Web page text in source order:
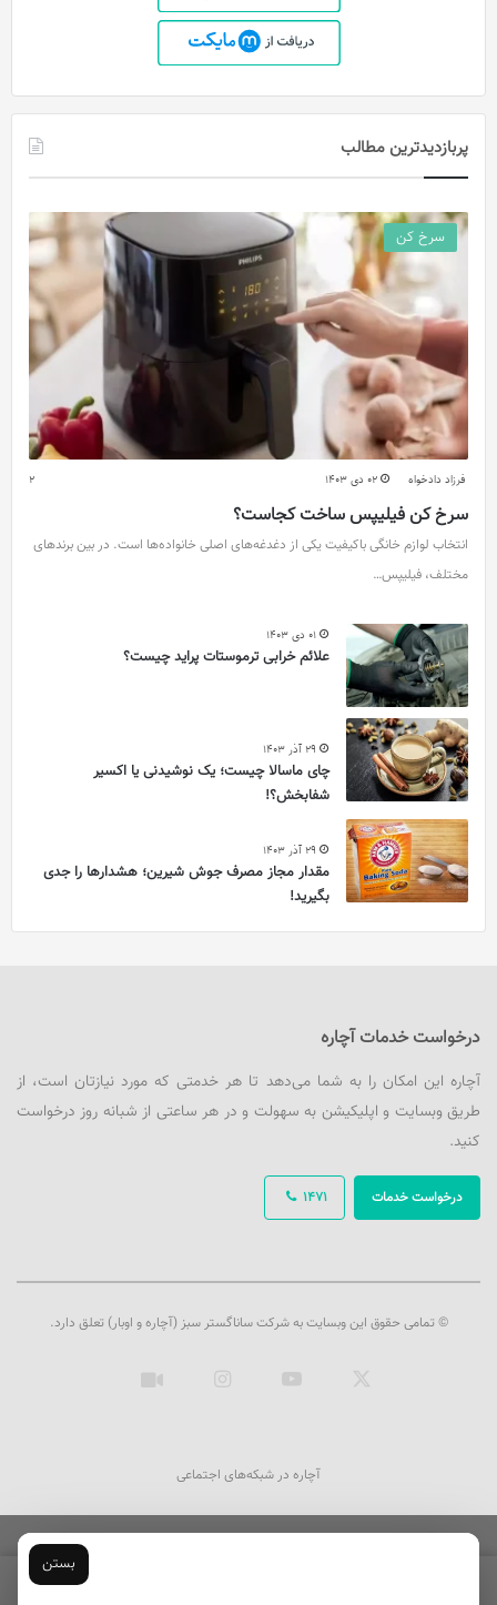
پربازدیدترین مطالب
سرخ کن
فرزاد دادخواه 02 دی 1403 2
سرخ کن فیلیپس ساخت کجاست؟
انتخاب لوازم خانگی باکیفیت یکی از دغدغه‌های اصلی خانواده‌ها است. در بین برندهای
مختلف، فیلیپس…
01 دی 1403
علائم خرابی ترموستات پراید چیست؟
29 آذر 1403
چای ماسالا چیست؛ یک نوشیدنی یا اکسیر
شفابخش؟!
29 آذر 1403
مقدار مجاز مصرف جوش شیرین؛ هشدارها را جدی
بگیرید!
درخواست خدمات آچاره
آچاره این امکان را به شما می‌دهد تا هر خدمتی که مورد نیازتان است، از
طریق وبسایت و اپلیکیشن به سهولت و در هر ساعتی از شبانه روز درخواست
کنید.
1471 درخواست خدمات
© تمامی حقوق این وبسایت به شرکت ساناگستر سبز (آچاره و اوبار) تعلق دارد.
یوتیوب اینستاگرام
آچاره در شبکه‌های اجتماعی
بستن